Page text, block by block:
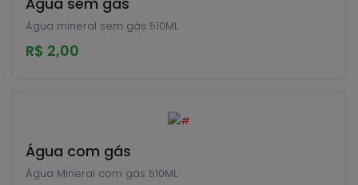
Água mineral sem gás 510ML
R$ 2,00
Água com gás
Água Mineral com gás 510ML